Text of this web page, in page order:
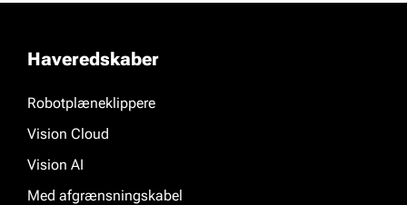
Haveredskaber
Robotplæneklippere
Vision Cloud
Vision AI
Med afgrænsningskabel